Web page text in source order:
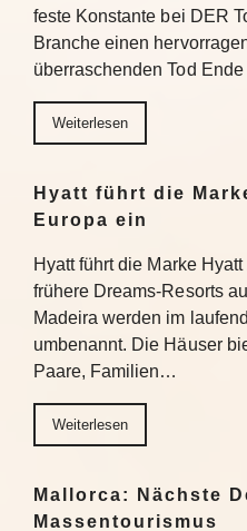
feste Konstante bei DER
Branche einen
überraschenden Tod
Weiterlesen
Hyatt führt die
Europa ein
Hyatt führt die Marke
frühere Dreams-Resorts
Madeira werden im
umbenannt. Die Häuser
Paare, Familien…
Weiterlesen
Mallorca: Nächste
Massentourismus